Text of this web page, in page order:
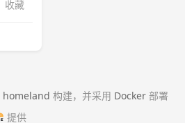
收藏
homeland 构建，并采用 Docker 部署
提供